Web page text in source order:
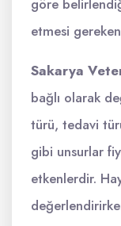
etmesi
Sakarya
bağlı olarak
türü, tedavi
gibi unsurlar
etkenlerdir.